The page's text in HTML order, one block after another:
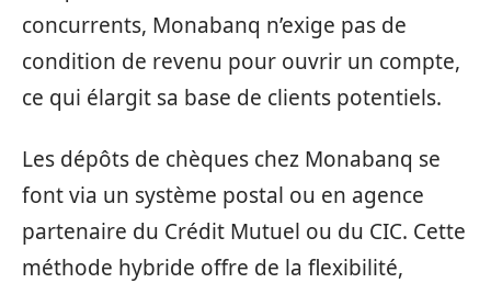
concurrents, Monabanq n’exige pas de
condition de revenu pour ouvrir un compte,
ce qui élargit sa base de clients potentiels.
Les dépôts de chèques chez Monabanq se
font via un système postal ou en agence
partenaire du Crédit Mutuel ou du CIC. Cette
méthode hybride offre de la flexibilité,